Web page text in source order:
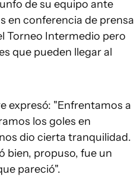
de su equipo ante
en conferencia de prensa
Torneo Intermedio pero
que pueden llegar al
expresó: "Enfrentamos a
los goles en
dio cierta tranquilidad.
bien, propuso, fue un
pareció".